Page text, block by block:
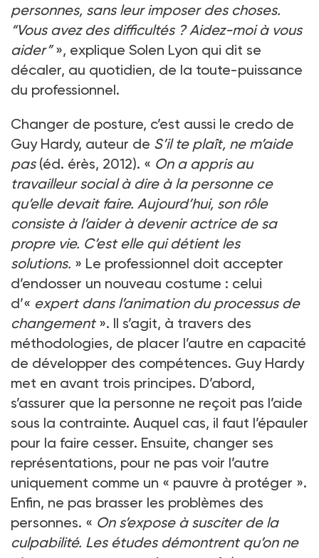
personnes, sans leur imposer des choses.
“Vous avez des difficultés ? Aidez-moi à vous
aider”», explique Solen Lyon qui dit se
décaler, au quotidien, de la toute-puissance
du professionnel.
Changer de posture, c’est aussi le credo de
Guy Hardy, auteur de S’il te plaît, ne m’aide
pas(éd. érès, 2012). « On a appris au
travailleur social à dire à la personne ce
qu’elle devait faire. Aujourd’hui, son rôle
consiste à l’aider à devenir actrice de sa
propre vie. C’est elle qui détient les
solutions. » Le professionnel doit accepter
d’endosser un nouveau costume : celui
d’« expert dans l’animation du processus de
changement». Il s’agit, à travers des
méthodologies, de placer l’autre en capacité
de développer des compétences. Guy Hardy
met en avant trois principes. D’abord,
s’assurer que la personne ne reçoit pas l’aide
sous la contrainte. Auquel cas, il faut l’épauler
pour la faire cesser. Ensuite, changer ses
représentations, pour ne pas voir l’autre
uniquement comme un « pauvre à protéger ».
Enfin, ne pas brasser les problèmes des
personnes. « On s’expose à susciter de la
culpabilité. Les études démontrent qu’on ne